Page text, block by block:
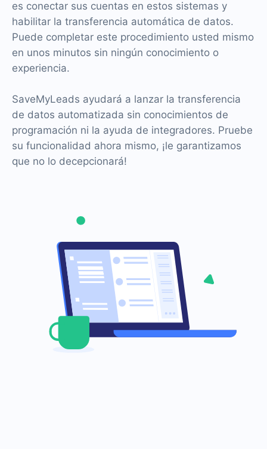
es conectar sus cuentas en estos sistemas y
habilitar la transferencia automática de datos.
Puede completar este procedimiento usted mismo
en unos minutos sin ningún conocimiento o
experiencia.
SaveMyLeads ayudará a lanzar la transferencia
de datos automatizada sin conocimientos de
programación ni la ayuda de integradores. Pruebe
su funcionalidad ahora mismo, ¡le garantizamos
que no lo decepcionará!